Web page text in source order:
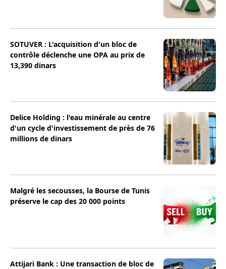
SOTUVER : L'acquisition d'un bloc de
contrôle déclenche une OPA au prix de
13,390 dinars
Delice Holding : l'eau minérale au centre
d'un cycle d'investissement de près de 76
millions de dinars
Malgré les secousses, la Bourse de Tunis
préserve le cap des 20 000 points
Attijari Bank : Une transaction de bloc de